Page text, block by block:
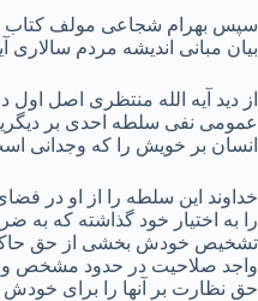
سپس بهرام شجاعی مولف کتاب
بیان مبانی اندیشه مردم
از دید آیه الله منتظری اصل
عمومی نفی سلطه احدی بر
انسان بر خویش را که وجدانی
خداوند این سلطه را از او در
را به اختیار خود گذاشته که به
تشخیص خودش بخشی از حق
واجد صلاحیت در حدود مشخص و
حق نظارت بر آنها را برای خودش